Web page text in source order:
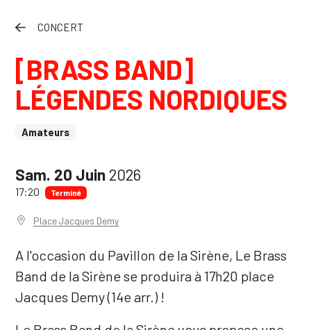
CONCERT
[BRASS BAND]
LÉGENDES NORDIQUES
Amateurs
Sam. 20 Juin 2026
17:20 Terminé
Place Jacques Demy
A l'occasion du Pavillon de la Sirène, Le Brass
Band de la Sirène se produira à 17h20 place
Jacques Demy (14e arr.) !
Youtube
Newsletter
L'association La Sirène de Paris